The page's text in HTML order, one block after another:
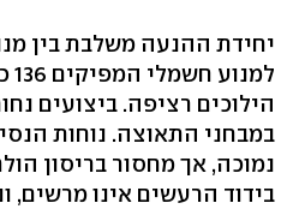
הילוכים רציפה. ביצועים
במבחני התאוצה. נוחות
נמוכה, אך מחסור בריסון
בידוד הרעשים אינו מרשים,